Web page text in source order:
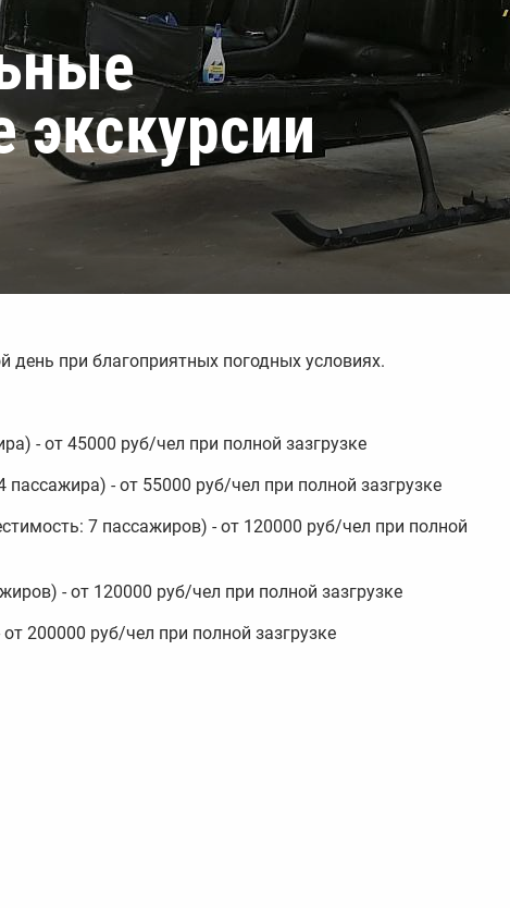
экскурсии
день при благоприятных погодных условиях.
- от 45000 руб/чел при полной зазгрузке
пассажира) - от 55000 руб/чел при полной зазгрузке
7 пассажиров) - от 120000 руб/чел при полной
- от 120000 руб/чел при полной зазгрузке
200000 руб/чел при полной зазгрузке